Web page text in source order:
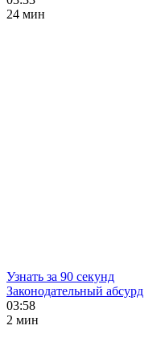
24 мин
Узнать за 90 секунд
Законодательный абсурд
03:58
2 мин